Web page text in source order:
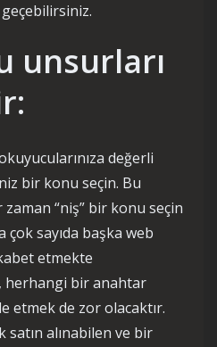
unsurları
değerli
bir konu seçin. Bu
“niş” bir konu seçin
çok sayıda başka web
etmekte
herhangi bir anahtar
etmek de zor olacaktır.
satın alınabilen ve bir